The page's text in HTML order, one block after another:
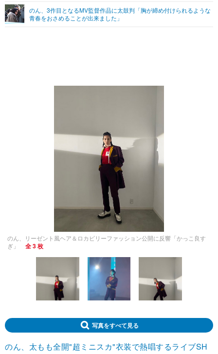
ショッピング その他
のん、3作目となるMV監督作品に太鼓判「胸が締め付けられるような
青春をおさめることが出来ました」
のん、リーゼント風ヘア＆ロカビリーファッション公開に反響「かっこ良す
ぎ」
全 3 枚
写真をすべて見る
のん、太もも全開"超ミニスカ"衣装で熱唱するライブSH